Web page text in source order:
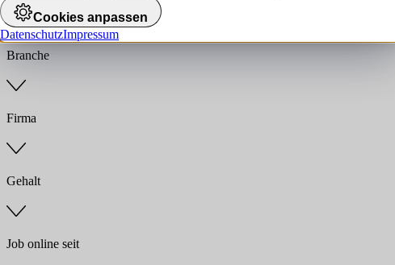
Branche
Firma
Gehalt
Job online seit
Cookies anpassen
DatenschutzImpressum